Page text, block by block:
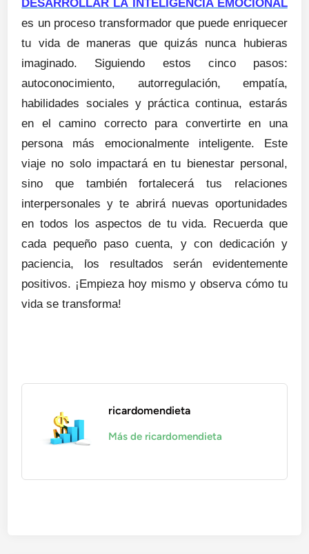
DESARROLLAR LA INTELIGENCIA EMOCIONAL
es un proceso transformador que puede enriquecer
tu vida de maneras que quizás nunca hubieras
imaginado. Siguiendo estos cinco pasos:
autoconocimiento, autorregulación, empatía,
habilidades sociales y práctica continua, estarás
en el camino correcto para convertirte en una
persona más emocionalmente inteligente. Este
viaje no solo impactará en tu bienestar personal,
sino que también fortalecerá tus relaciones
interpersonales y te abrirá nuevas oportunidades
en todos los aspectos de tu vida. Recuerda que
cada pequeño paso cuenta, y con dedicación y
paciencia, los resultados serán evidentemente
positivos. ¡Empieza hoy mismo y observa cómo tu
vida se transforma!
ricardomendieta
Más de ricardomendieta